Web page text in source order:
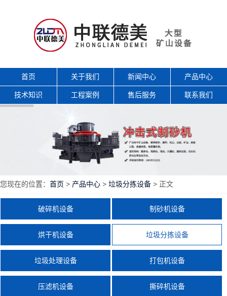
首页 关于我们 新闻中心 产品中心
技术知识 工程案例 售后服务 联系我们
您现在的位置： 首页 > 产品中心 > 垃圾分拣设备 > 正文
破碎机设备 制砂机设备
烘干机设备 垃圾分拣设备
垃圾处理设备 打包机设备
压滤机设备 撕碎机设备